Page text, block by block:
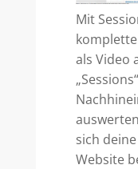
Mit
als Video
sich
Website